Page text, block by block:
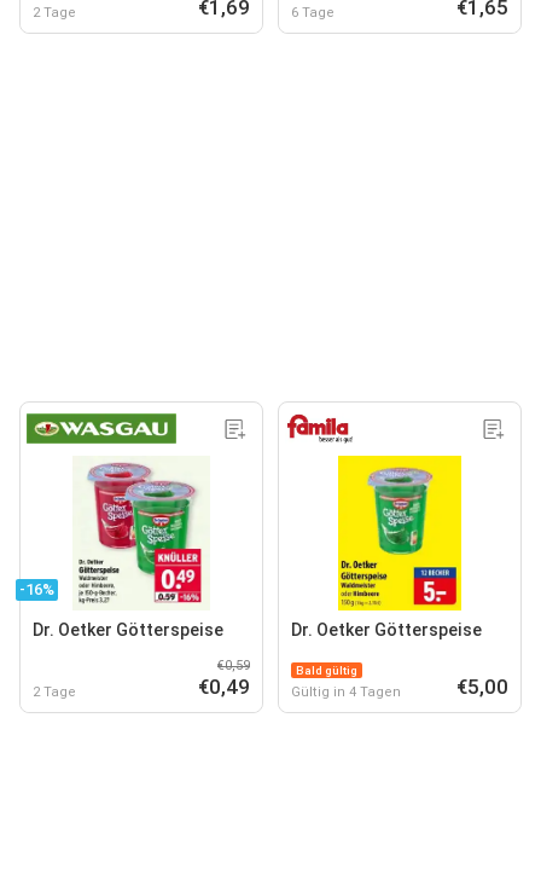
2 Tage €1,69 6 Tage €1,65
-16%
Dr. Oetker Götterspeise
2 Tage
€0,59
€0,49
Dr. Oetker Götterspeise
Bald gültig
Gültig in 4 Tagen €5,00